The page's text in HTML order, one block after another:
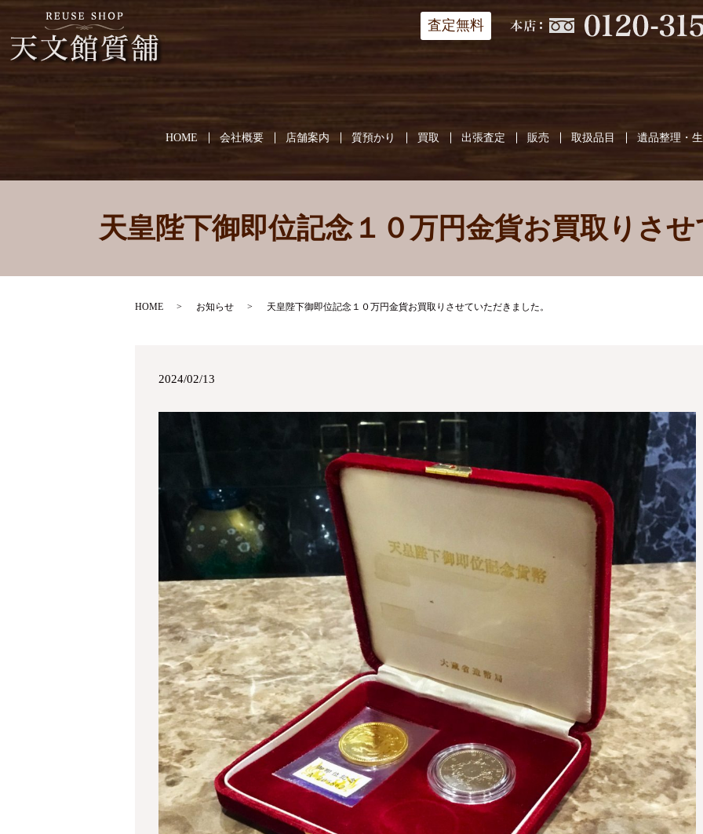
HOME 会社概要 店舗案内 質預かり 買取 出張査定 販売 取扱品目 遺品整理・
査定無料
天皇陛下御即位記念１０万円金貨お買取りさ
HOME お知らせ 天皇陛下御即位記念１０万円金貨お買取りさせていただきました。
2024/02/13